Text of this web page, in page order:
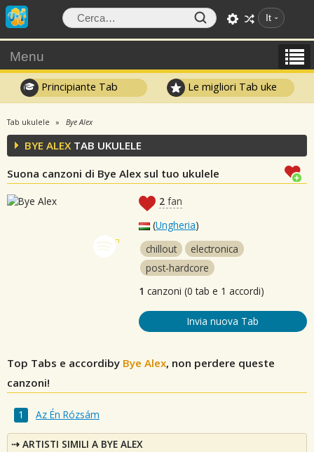
It
Menu
Principiante Tab Le migliori Tab uke
Tab ukulele Bye Alex
BYE ALEX TAB UKULELE
Suona canzoni di Bye Alex sul tuo ukulele
2 fan
(Ungheria)
chillout
electronica
post-hardcore
1 canzoni (0 tab e 1 accordi)
Invia nuova Tab
Top Tabs e accordiby Bye Alex, non perdere queste
canzoni!
Az Én Rózsám
ARTISTI SIMILI A BYE ALEX